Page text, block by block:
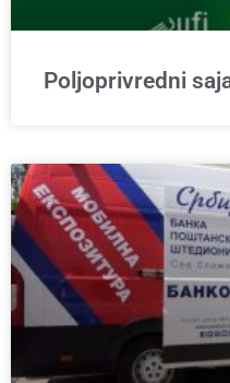
Poljoprivredni